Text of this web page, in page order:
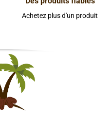
Achetez plus d'un produit